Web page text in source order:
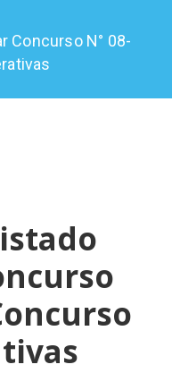
Concurso N° 08-